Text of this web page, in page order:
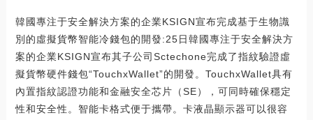
韓國專注于安全解決方案的企業KSIGN宣布完成基于生物識
別的虛擬貨幣智能冷錢包的開發:25日韓國專注于安全解決方
案的企業KSIGN宣布其子公司Sctechone完成了指紋驗證虛
擬貨幣硬件錢包“TouchxWallet”的開發。TouchxWallet具有
內置指紋認證功能和金融安全芯片（SE），可同時確保穩定
性和安全性。智能卡格式便于攜帶。卡液晶顯示器可以很容